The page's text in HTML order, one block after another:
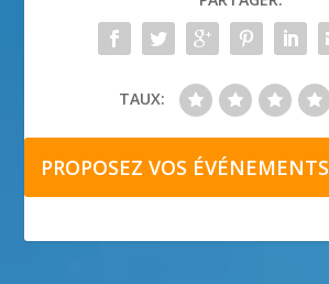
TAUX:
PROPOSEZ VOS ÉVÉNEMENTS